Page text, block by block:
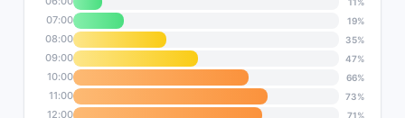
07:00 19%
08:00 35%
09:00 47%
10:00 66%
11:00 73%
12:00 71%